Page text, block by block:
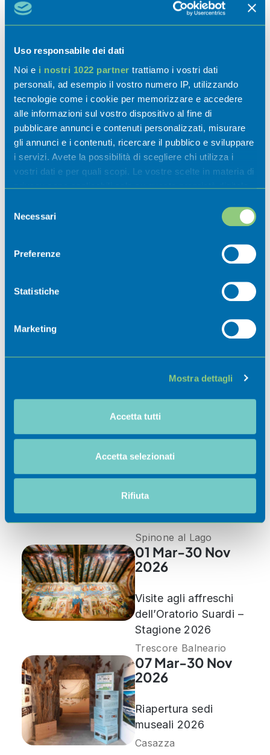
Uso responsabile dei dati
Noi e i nostri 1022 partner trattiamo i vostri dati
personali, ad esempio il vostro numero IP, utilizzando
tecnologie come i cookie per memorizzare e accedere
alle informazioni sul vostro dispositivo al fine di
pubblicare annunci e contenuti personalizzati, misurare
gli annunci e i contenuti, ricercare il pubblico e sviluppare
i servizi. Avete la possibilità di scegliere chi utilizza i
vostri dati e per quali scopi. Le vostre scelte in materia di
privacy sono applicabili solo su questa proprietà digitale
modificare o revocare il proprio consenso in qualsiasi
momento dalla Dichiarazione sui cookie o facendo clic
raccogliere informazioni sulla tua posizione
geografica, con un'approssimazione di qualche
Identificare il tuo dispositivo, scansionandolo
Approfondisci come vengono elaborati i tuoi dati personali
dalla Dichiarazione sui cookie.
Utilizziamo i cookie per personalizzare contenuti ed
analizzare il nostro traffico. Condividiamo inoltre
informazioni sul modo in cui utilizza il nostro sito con i
pubblicità e social media, i quali potrebbero combinarle
con altre informazioni che ha fornito loro o che hanno
raccolto dal suo utilizzo dei loro servizi.
delNecessari
Preferenze
Statistiche
Marketing
Mostra dettagli
Accetta tutti
Accetta selezionati
Rifiuta
Attività
Sapori
Esperienze
Eventi
Scoprili
08 Gen-29 Ott
2026
Benessere in
Spinone al Lago
01 Mar-30 Nov
2026
Visite agli affreschi
dell’Oratorio Suardi –
Stagione 2026
Trescore Balneario
07 Mar-30 Nov
2026
Riapertura sedi
museali 2026
Casazza